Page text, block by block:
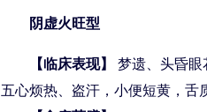
阴虚火旺型
【临床表现】 梦遗、头昏眼
五心烦热、盗汗，小便短黄，舌